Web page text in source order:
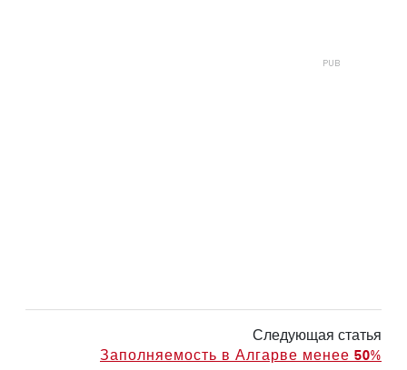
Следующая статья
Заполняемость в Алгарве менее 50%